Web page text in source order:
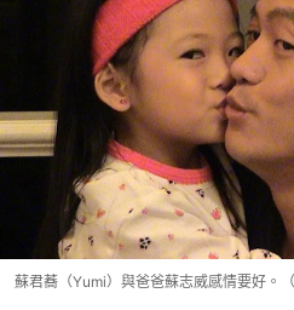
蘇君蕎（Yumi）與爸爸蘇志威感情要好。